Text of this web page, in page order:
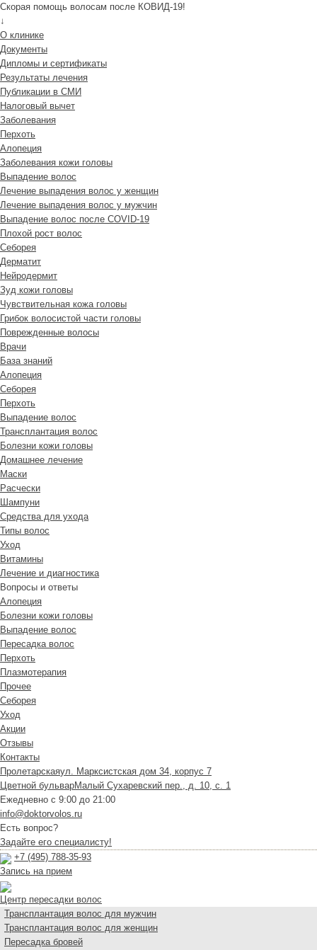
Скорая помощь волосам после КОВИД-19!
↓
О клинике
Документы
Дипломы и сертификаты
Результаты лечения
Публикации в СМИ
Налоговый вычет
Заболевания
Перхоть
Алопеция
Заболевания кожи головы
Выпадение волос
Лечение выпадения волос у женщин
Лечение выпадения волос у мужчин
Выпадение волос после COVID-19
Плохой рост волос
Cеборея
Дерматит
Нейродермит
Зуд кожи головы
Чувствительная кожа головы
Грибок волосистой части головы
Поврежденные волосы
Врачи
База знаний
Алопеция
Себорея
Перхоть
Выпадение волос
Трансплантация волос
Болезни кожи головы
Домашнее лечение
Маски
Расчески
Шампуни
Средства для ухода
Типы волос
Уход
Витамины
Лечение и диагностика
Вопросы и ответы
Алопеция
Болезни кожи головы
Выпадение волос
Пересадка волос
Перхоть
Плазмотерапия
Прочее
Себорея
Уход
Акции
Отзывы
Контакты
Пролетарскаяул. Марксистская дом 34, корпус 7
Цветной бульварМалый Сухаревский пер., д. 10, с. 1
Ежедневно с 9:00 до 21:00
info@doktorvolos.ru
Есть вопрос?
Задайте его специалисту!
+7 (495) 788-35-93
Запись на прием
Центр пересадки волос
Трансплантация волос для мужчин
Трансплантация волос для женщин
Пересадка бровей